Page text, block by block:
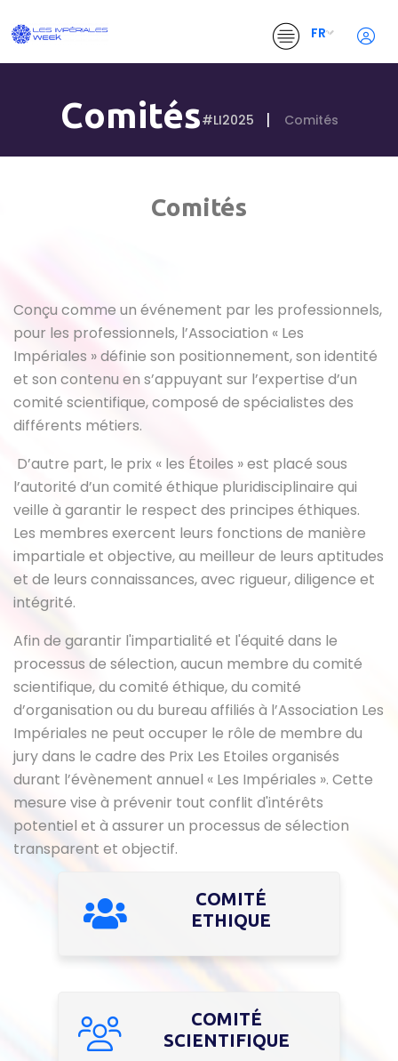
FR
Comités#LI2025 Comités
Comités
Conçu comme un événement par les professionnels,
pour les professionnels, l’Association « Les
Impériales » définie son positionnement, son identité
et son contenu en s’appuyant sur l’expertise d’un
comité scientifique, composé de spécialistes des
différents métiers.
D’autre part, le prix « les Étoiles » est placé sous
l’autorité d’un comité éthique pluridisciplinaire qui
veille à garantir le respect des principes éthiques.
Les membres exercent leurs fonctions de manière
impartiale et objective, au meilleur de leurs aptitudes
et de leurs connaissances, avec rigueur, diligence et
intégrité.
Afin de garantir l'impartialité et l'équité dans le
processus de sélection, aucun membre du comité
scientifique, du comité éthique, du comité
d’organisation ou du bureau affiliés à l’Association Les
Impériales ne peut occuper le rôle de membre du
jury dans le cadre des Prix Les Etoiles organisés
durant l’évènement annuel « Les Impériales ». Cette
mesure vise à prévenir tout conflit d'intérêts
potentiel et à assurer un processus de sélection
transparent et objectif.
COMITÉ
ETHIQUE
COMITÉ
SCIENTIFIQUE